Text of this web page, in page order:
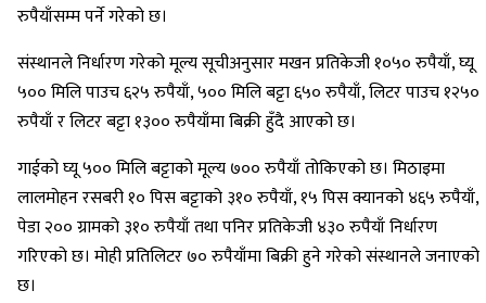
रुपैयाँसम्म पर्ने गरेको छ।
संस्थानले निर्धारण गरेको मूल्य सूचीअनुसार मखन प्रतिकेजी १०५० रुपैयाँ, घ्यू
५०० मिलि पाउच ६२५ रुपैयाँ, ५०० मिलि बट्टा ६५० रुपैयाँ, लिटर पाउच १२५०
रुपैयाँ र लिटर बट्टा १३०० रुपैयाँमा बिक्री हुँदै आएको छ।
गाईको घ्यू ५०० मिलि बट्टाको मूल्य ७०० रुपैयाँ तोकिएको छ। मिठाइमा
लालमोहन रसबरी १० पिस बट्टाको ३१० रुपैयाँ, १५ पिस क्यानको ४६५ रुपैयाँ,
पेडा २०० ग्रामको ३१० रुपैयाँ तथा पनिर प्रतिकेजी ४३० रुपैयाँ निर्धारण
गरिएको छ। मोही प्रतिलिटर ७० रुपैयाँमा बिक्री हुने गरेको संस्थानले जनाएको
छ।